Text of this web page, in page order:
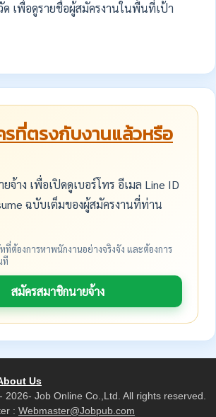
ด เพื่อดูรายชื่อผู้สมัครงานในพื้นที่เป้า
ที่ตรงกับงานแล้วหรือ
จ้าง เพื่อเปิดดูเบอร์โทร อีเมล Line ID
ฉบับเต็มของผู้สมัครงานที่ท่าน
ที่ต้องการหาพนักงานอย่างจริงจัง และต้องการ
ที
สมัครสมาชิกนายจ้าง
Us
Job Online Co.,Ltd. All rights reserved.
: Webmaster@Jobpub.com